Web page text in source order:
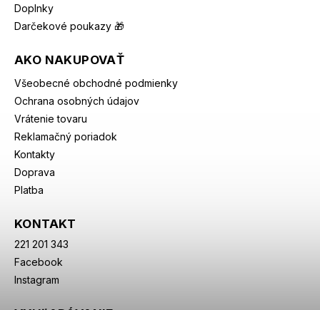
Doplnky
Darčekové poukazy 🎁
AKO NAKUPOVAŤ
Všeobecné obchodné podmienky
Ochrana osobných údajov
Vrátenie tovaru
Reklamačný poriadok
Kontakty
Doprava
Platba
KONTAKT
221 201 343
Facebook
Instagram